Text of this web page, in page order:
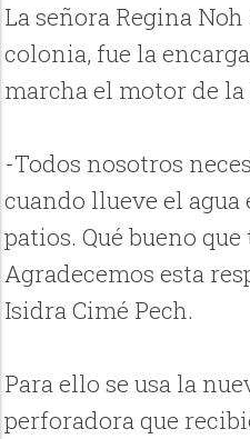
La señora Regina
colonia, fue la
marcha el motor de
-Todos nosotros
cuando llueve el
patios. Qué bueno
Agradecemos esta
Isidra Cimé Pech.
Para ello se usa la
perforadora que